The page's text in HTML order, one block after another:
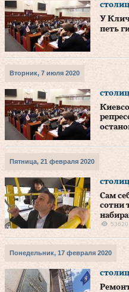
У
петь
Вторник, 7 июля 2020
Пятница, 21 февраля 2020
Сам
сотни
53620
Понедельник, 17 февраля 2020